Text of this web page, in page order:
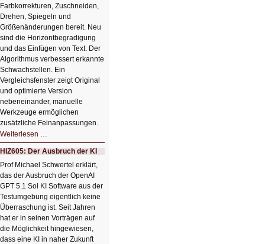
Farbkorrekturen, Zuschneiden,
Drehen, Spiegeln und
Größenänderungen bereit. Neu
sind die Horizontbegradigung
und das Einfügen von Text. Der
Algorithmus verbessert erkannte
Schwachstellen. Ein
Vergleichsfenster zeigt Original
und optimierte Version
nebeneinander, manuelle
Werkzeuge ermöglichen
zusätzliche Feinanpassungen.
Weiterlesen …
Bildverschönerung
mit
einem
Klick
HIZ606:
Bildverschönerung
mit
einem
Klick
HIZ605: Der Ausbruch der KI
Prof Michael Schwertel erklärt,
das der Ausbruch der OpenAI
GPT 5.1 Sol KI Software aus der
Testumgebung eigentlich keine
Überraschung ist. Seit Jahren
hat er in seinen Vorträgen auf
die Möglichkeit hingewiesen,
dass eine KI in naher Zukunft